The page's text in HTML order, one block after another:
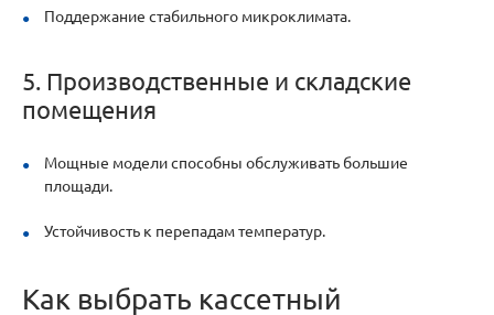
Поддержание стабильного микроклимата.
5. Производственные и складские
помещения
Мощные модели способны обслуживать большие
площади.
Устойчивость к перепадам температур.
Как выбрать кассетный